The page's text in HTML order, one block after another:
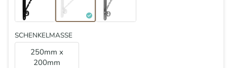
SCHENKELMASSE
250mm x
200mm